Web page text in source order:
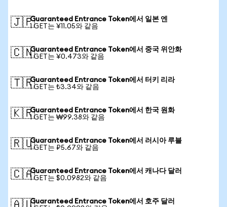
🇯🇵Guaranteed Entrance Token에서 일본 엔
1 GET는 ¥11.05와 같음
🇨🇳Guaranteed Entrance Token에서 중국 위안화
1 GET는 ¥0.473와 같음
🇹🇷Guaranteed Entrance Token에서 터키 리라
1 GET는 ₺3.34와 같음
🇰🇷Guaranteed Entrance Token에서 한국 원화
1 GET는 ₩99.38와 같음
🇷🇺Guaranteed Entrance Token에서 러시아 루블
1 GET는 ₽5.67와 같음
🇨🇦Guaranteed Entrance Token에서 캐나다 달러
1 GET는 $0.0982와 같음
Guaranteed Entrance Token에서 호주 달러